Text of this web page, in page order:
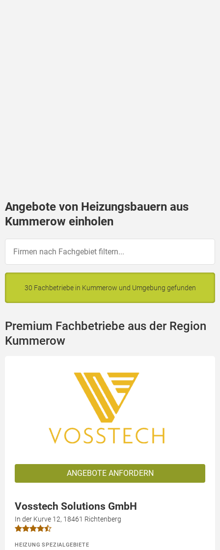
Angebote von Heizungsbauern aus
Kummerow einholen
30 Fachbetriebe in Kummerow und Umgebung gefunden
Premium Fachbetriebe aus der Region
Kummerow
ANGEBOTE ANFORDERN
Vosstech Solutions GmbH
In der Kurve 12, 18461 Richtenberg
HEIZUNG SPEZIALGEBIETE